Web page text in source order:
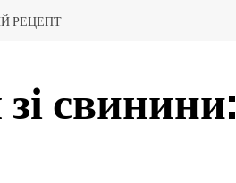
РЕЦЕПТ
свинини: